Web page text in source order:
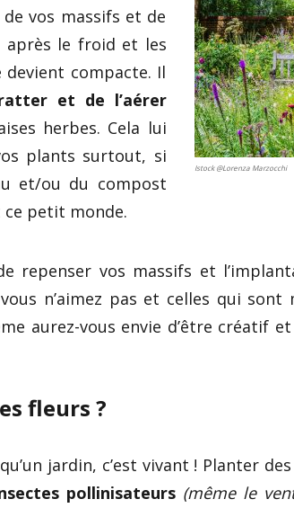
Istock @Lorenza Marzocchi
vos massifs et de
après le froid et les
devient compacte. Il
et de l’aérer
herbes. Cela lui
plants surtout, si
et/ou du compost
petit monde.
repenser vos massifs et
n’aimez pas et celles qui sont
aurez-vous envie d’être créatif
fleurs ?
jardin, c’est vivant ! Planter
pollinisateurs (même le